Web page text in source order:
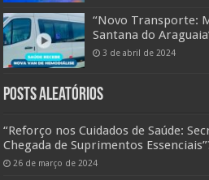
“Novo Transporte:
Santana do
3 de abril de 2024
Posts Aleatórios
“Reforço nos Cuidados de Saúde:
Chegada de Suprimentos
26 de março de 2024